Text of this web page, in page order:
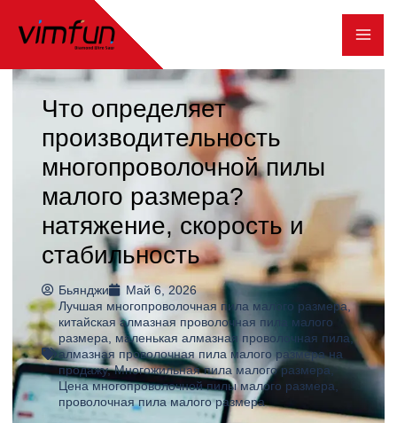
содержимому
Что определяет
производительность
многопроволочной пилы
малого размера?
натяжение, скорость и
стабильность
Бьянджи
Май 6, 2026
Лучшая многопроволочная пила малого размера,
китайская алмазная проволочная пила малого
размера, маленькая алмазная проволочная пила,
алмазная проволочная пила малого размера на
продажу,Многожильная пила малого размера,
Цена многопроволочной пилы малого размера,
проволочная пила малого размера